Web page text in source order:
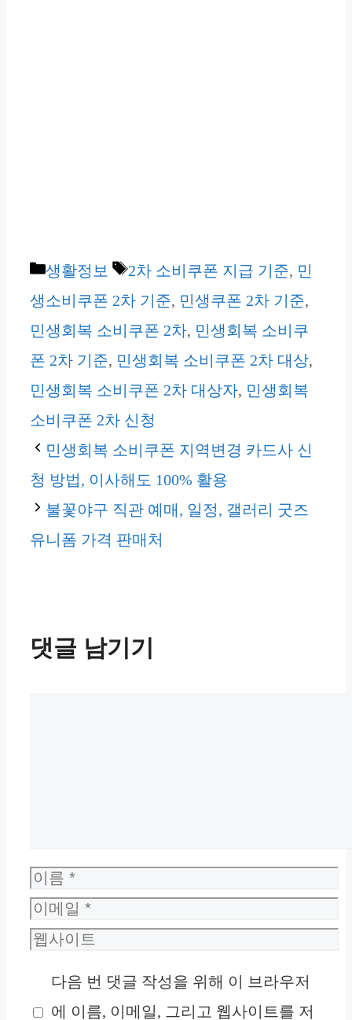
카
테
고
리
생활정보
태
그
2차 소비쿠폰 지급 기준, 민
생소비쿠폰 2차 기준, 민생쿠폰 2차 기준,
민생회복 소비쿠폰 2차, 민생회복 소비쿠
폰 2차 기준, 민생회복 소비쿠폰 2차 대상,
민생회복 소비쿠폰 2차 대상자, 민생회복
소비쿠폰 2차 신청
민생회복 소비쿠폰 지역변경 카드사 신
청 방법, 이사해도 100% 활용
불꽃야구 직관 예매, 일정, 갤러리 굿즈
유니폼 가격 판매처
댓글 남기기
이
름
이
메
웹
다음 번 댓글 작성을 위해 이 브라우저
에 이름, 이메일, 그리고 웹사이트를 저